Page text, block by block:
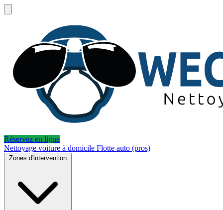
Réservez en ligne
Nettoyage voiture à domicile Flotte auto (pros)
Zones d'intervention